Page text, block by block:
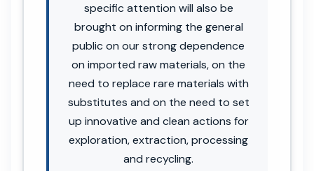
specific attention will also be
brought on informing the general
public on our strong dependence
on imported raw materials, on the
need to replace rare materials with
substitutes and on the need to set
up innovative and clean actions for
exploration, extraction, processing
and recycling.